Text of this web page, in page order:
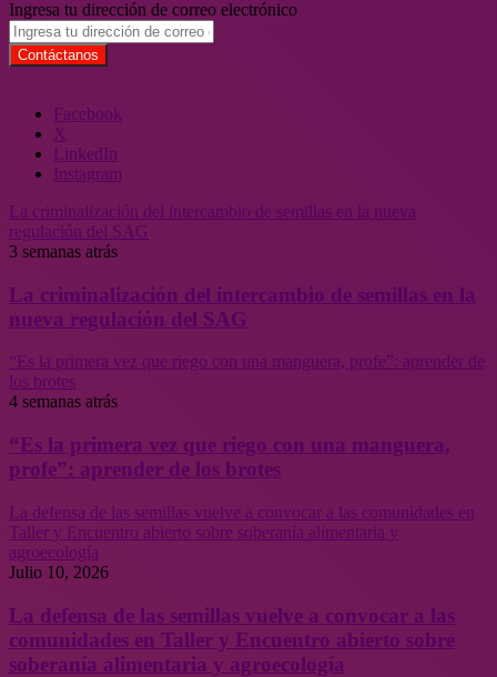
Ingresa tu dirección de correo electrónico
Facebook
X
LinkedIn
Instagram
La criminalización del intercambio de semillas en la nueva
regulación del SAG
3 semanas atrás
La criminalización del intercambio de semillas en la
nueva regulación del SAG
“Es la primera vez que riego con una manguera, profe”: aprender de
los brotes
4 semanas atrás
“Es la primera vez que riego con una manguera,
profe”: aprender de los brotes
La defensa de las semillas vuelve a convocar a las comunidades en
Taller y Encuentro abierto sobre soberanía alimentaria y
agroecología
Julio 10, 2026
La defensa de las semillas vuelve a convocar a las
comunidades en Taller y Encuentro abierto sobre
soberanía alimentaria y agroecología